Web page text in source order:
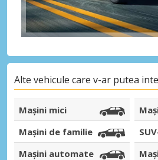
Autentificare
Alte vehicule care v-ar putea
Mașini mici
Mașini de familie
Mașini automate